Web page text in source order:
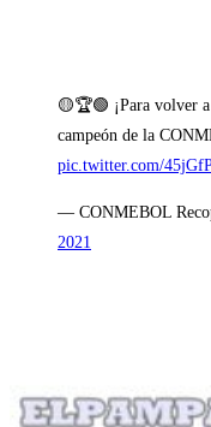
🟡🏆🟢 ¡Para volver
campeón de la
pic.twitter.com/
— CONMEBOL
2021